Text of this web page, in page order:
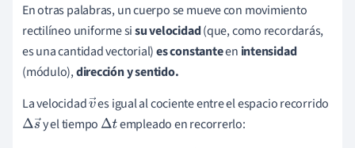
En otras palabras, un cuerpo se mueve con movimiento
rectilíneo uniforme sisu velocidad(que, como recordarás,
es una cantidad vectorial)es constanteen intensidad
(módulo),dirección y sentido.
La velocidadv
→
es igual al cociente entre el espacio recorrido
Δs y el tiempo Δt empleado en recorrerlo: